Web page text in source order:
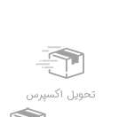
تحویل اکسپرس